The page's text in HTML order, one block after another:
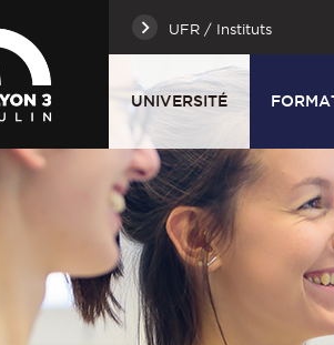
UFR / Instituts
UNIVERSITÉ